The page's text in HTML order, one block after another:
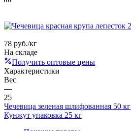
78 руб./кг
На складе
Получить оптовые цены
Характеристики
Вес
—
25
Чечевица зеленая шлифованная 50 кг
Кунжут упаковка 25 кг